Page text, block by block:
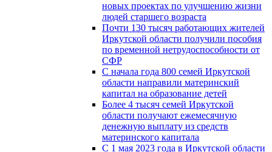
новых проектах по улучшению жизни
людей старшего возраста
Почти 130 тысяч работающих жителей
Иркутской области получили пособия
по временной нетрудоспособности от
СФР
С начала года 800 семей Иркутской
области направили материнский
капитал на образование детей
Более 4 тысяч семей Иркутской
области получают ежемесячную
денежную выплату из средств
материнского капитала
С 1 мая 2023 года в Иркутской области